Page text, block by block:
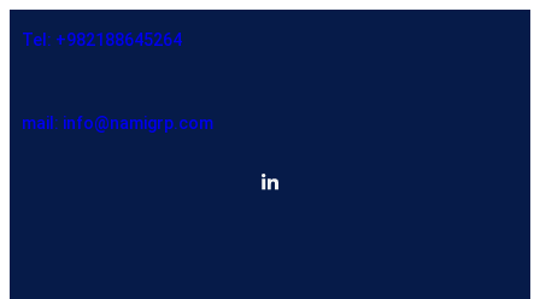
Tel: +982188645264
mail: info@namigrp.com